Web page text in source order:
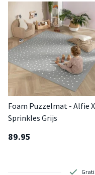
Foam Puzzelmat - Alfie
Sprinkles Grijs
89.95
2